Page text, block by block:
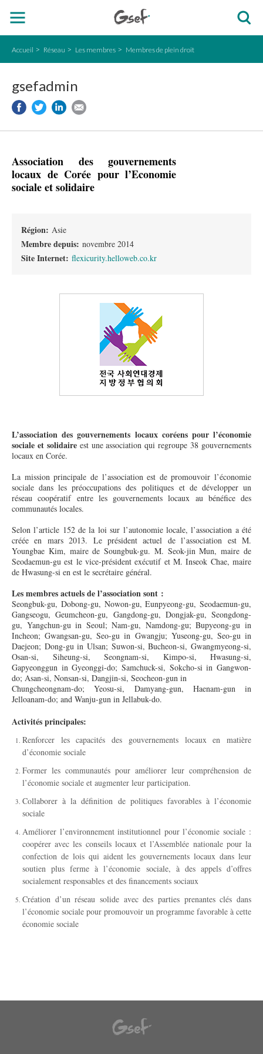
Accueil Réseau Les membres Membres de plein droit
gsefadmin
Association des gouvernements
locaux de Corée pour l’Economie
sociale et solidaire
Région: Asie
Membre depuis: novembre 2014
Site Internet: flexicurity.helloweb.co.kr
L’association des gouvernements locaux coréens pour l’économie
sociale et solidaireest une association qui regroupe 38 gouvernements
locaux en Corée.
La mission principale de l’association est de promouvoir l’économie
sociale dans les préoccupations des politiques et de développer un
réseau coopératif entre les gouvernements locaux au bénéfice des
communautés locales.
Selon l’article 152 de la loi sur l’autonomie locale, l’association a été
créée en mars 2013. Le président actuel de l’association est M.
Youngbae Kim, maire de Soungbuk-gu. M. Seok-jin Mun, maire de
Seodaemun-gu est le vice-président exécutif et M. Inseok Chae, maire
de Hwasung-si en est le secrétaire général.
Les membres actuels de l’association sont :
Seongbuk-gu, Dobong-gu, Nowon-gu, Eunpyeong-gu, Seodaemun-gu,
Gangseogu, Geumcheon-gu, Gangdong-gu, Dongjak-gu, Seongdong-
gu, Yangchun-gu in Seoul; Nam-gu, Namdong-gu; Bupyeong-gu in
Incheon; Gwangsan-gu, Seo-gu in Gwangju; Yuseong-gu, Seo-gu in
Daejeon; Dong-gu in Ulsan; Suwon-si, Bucheon-si, Gwangmyeong-si,
Osan-si, Siheung-si, Seongnam-si, Kimpo-si, Hwasung-si,
Gapyeonggun in Gyeonggi-do; Samchuck-si, Sokcho-si in Gangwon-
do; Asan-si, Nonsan-si, Dangjin-si, Seocheon-gun in
Chungcheongnam-do; Yeosu-si, Damyang-gun, Haenam-gun in
Jelloanam-do; and Wanju-gun in Jellabuk-do.
Activités principales:
Renforcer les capacités des gouvernements locaux en matière
d’économie sociale
Former les communautés pour améliorer leur compréhension de
l’économie sociale et augmenter leur participation.
Collaborer à la définition de politiques favorables à l’économie
sociale
Améliorer l’environnement institutionnel pour l’économie sociale :
coopérer avec les conseils locaux et l’Assemblée nationale pour la
confection de lois qui aident les gouvernements locaux dans leur
soutien plus ferme à l’économie sociale, à des appels d’offres
socialement responsables et des financements sociaux
Création d’un réseau solide avec des parties prenantes clés dans
l’économie sociale pour promouvoir un programme favorable à cette
économie sociale